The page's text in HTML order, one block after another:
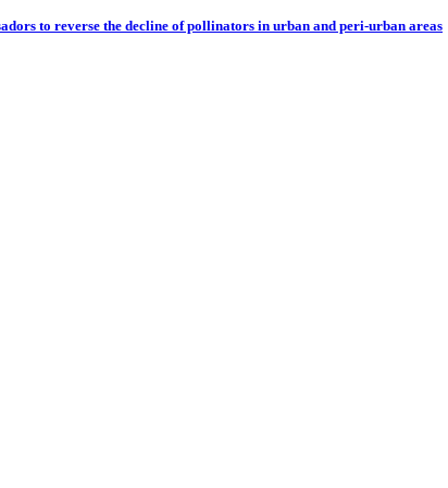
to reverse the decline of pollinators in urban and peri-urban areas